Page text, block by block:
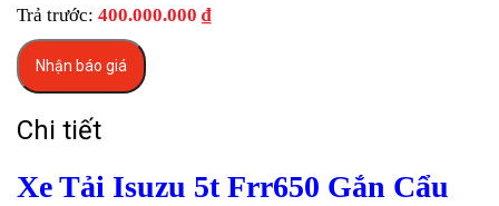
Trả trước: 400.000.000 ₫
Nhận báo giá
Chi tiết
Xe Tải Isuzu 5t Frr650 Gắn Cẩu